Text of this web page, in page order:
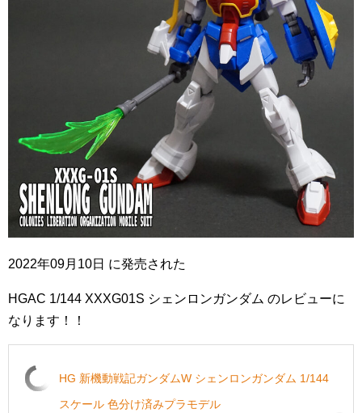
2022年09月10日 に発売された
HGAC 1/144 XXXG01S シェンロンガンダム のレビューに
なります！！
HG 新機動戦記ガンダムW シェンロンガンダム 1/144
スケール 色分け済みプラモデル